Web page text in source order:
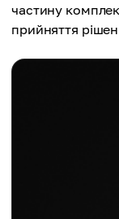
частину
прийняття